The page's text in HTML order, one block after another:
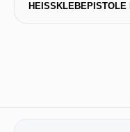
HEISSKLEBEPISTOLE